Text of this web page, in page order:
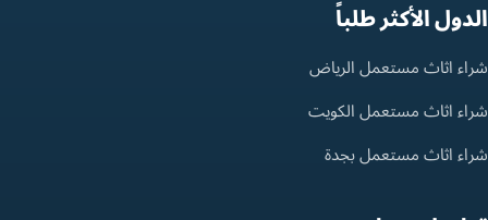
الدول الأكثر طلباً
شراء اثاث مستعمل الرياض
شراء اثاث مستعمل الكويت
شراء اثاث مستعمل بجدة